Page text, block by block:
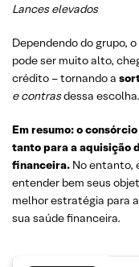
Lances elevados
Dependendo do grupo,
pode ser muito alto,
crédito – tornando a
e contrasdessa escolha.
Em resumo: o
tanto para a aquisição
financeira. No entanto,
entender bem seus
melhor estratégia para
sua saúde financeira.